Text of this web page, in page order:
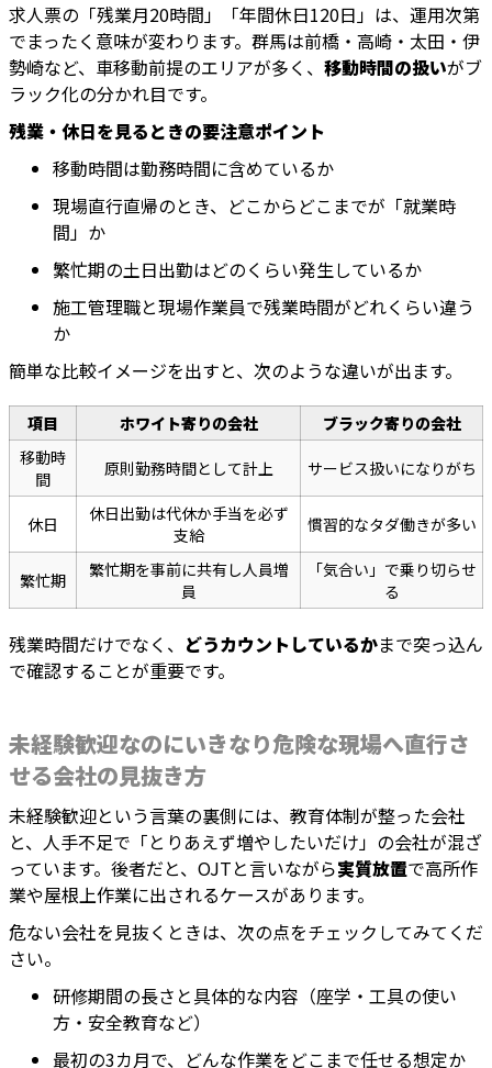
求人票の「残業月20時間」「年間休日120日」は、運用次第
でまったく意味が変わります。群馬は前橋・高崎・太田・伊
勢崎など、車移動前提のエリアが多く、 移動時間の扱いがブ
ラック化の分かれ目です。
残業・休日を見るときの要注意ポイント
移動時間は勤務時間に含めているか
現場直行直帰のとき、どこからどこまでが「就業時
間」か
繁忙期の土日出勤はどのくらい発生しているか
施工管理職と現場作業員で残業時間がどれくらい違う
か
簡単な比較イメージを出すと、次のような違いが出ます。
項目 ホワイト寄りの会社
ブラック寄りの会社
移動時
間
原則勤務時間として計上 サービス扱いになりがち
休日
休日出勤は代休か手当を必ず
支給
慣習的なタダ働きが多い
繁忙期
繁忙期を事前に共有し人員増
員
「気合い」で乗り切らせ
る
残業時間だけでなく、 どうカウントしているかまで突っ込ん
で確認することが重要です。
未経験歓迎なのにいきなり危険な現場へ直行さ
せる会社の見抜き方
未経験歓迎という言葉の裏側には、教育体制が整った会社
と、人手不足で「とりあえず増やしたいだけ」の会社が混ざ
っています。後者だと、OJTと言いながら実質放置で高所作
業や屋根上作業に出されるケースがあります。
危ない会社を見抜くときは、次の点をチェックしてみてくだ
さい。
研修期間の長さと具体的な内容（座学・工具の使い
方・安全教育など）
最初の3カ月で、どんな作業をどこまで任せる想定か